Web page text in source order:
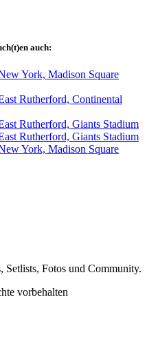
auch:
York, Madison Square
Rutherford, Continental
Rutherford, Giants Stadium
Rutherford, Giants Stadium
York, Madison Square
Setlists, Fotos und Community.
vorbehalten